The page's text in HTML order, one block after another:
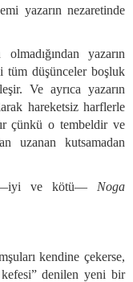
yazarın nezaretinde
yazarın
tüm düşünceler boşluk
Ve ayrıca yazarın
hareketsiz harflerle
çünkü o tembeldir ve
uzanan kutsamadan
—iyi ve kötü— Noga
kendine çekerse,
denilen yeni bir